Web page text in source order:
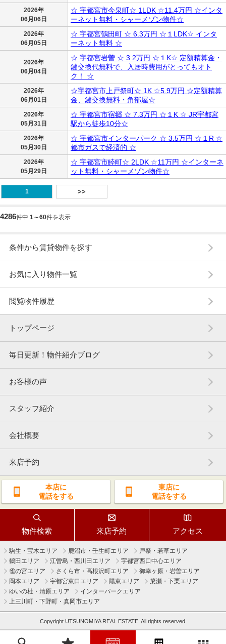
2026年
06月06日
☆ 宇都宮市今泉町☆ 1LDK ☆11.4万円 ☆インタ
ーネット無料・シャーメゾン物件☆
2026年
06月05日
☆ 宇都宮鶴田町 ☆ 6.3万円 ☆１LDK☆ インタ
ーネット無料 ☆
2026年
06月04日
☆ 宇都宮岩曽 ☆ 3.2万円 ☆１K☆ 定額精算金・
鍵交換代無料で、入居時費用がとってもオト
ク！ ☆
2026年
06月01日
☆宇都宮市上戸祭町☆ 1K ☆5.9万円 ☆定額精算
金、鍵交換無料・角部屋☆
2026年
05月31日
☆ 宇都宮市宿郷 ☆ 7.3万円 ☆１K ☆ JR宇都宮
駅から徒歩10分☆
2026年
05月30日
☆ 宇都宮市インターパーク ☆ 3.5万円 ☆１R ☆
都市ガスで経済的 ☆
2026年
05月29日
☆ 宇都宮市睦町☆ 2LDK ☆11万円 ☆インターネ
ット無料・シャーメゾン物件☆
1 >>
4286件中 1～60件を表示
条件から賃貸物件を探す
お気に入り物件一覧
閲覧物件履歴
トップページ
毎日更新！物件紹介ブログ
お客様の声
スタッフ紹介
会社概要
来店予約
本店に
電話をする
東店に
電話をする
物件検索 来店予約 アクセス
駒生・宝木エリア 鹿沼市・壬生町エリア
戸祭・若草エリア
鶴田エリア
江曽島・西川田エリア
宇都宮西口中心エリア
雀の宮エリア
さくら市・高根沢町エリア
御幸ヶ原・岩曽エリア
岡本エリア
宇都宮東口エリア 陽東エリア
簗瀬・下栗エリア
ゆいの杜・清原エリア
インターパークエリア
上三川町・下野町・真岡市エリア
Copyright UTSUNOMIYA REAL ESTATE. All rights reserved.